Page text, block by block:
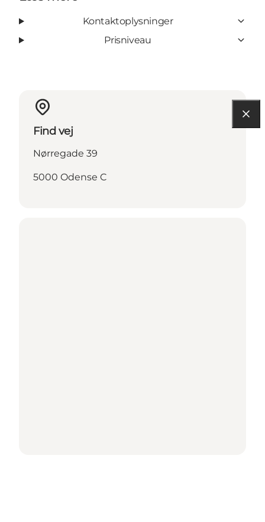
Kontaktoplysninger
Prisniveau
Find vej
Nørregade 39
5000 Odense C